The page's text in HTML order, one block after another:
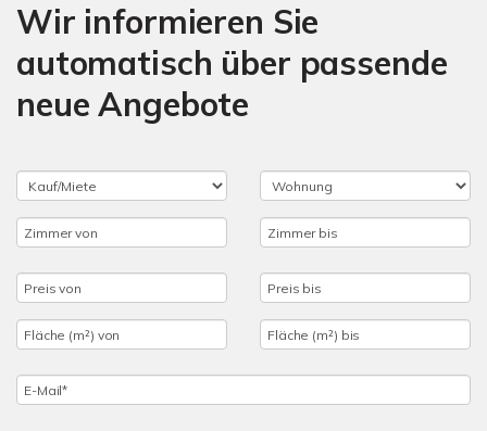
Wir informieren Sie
automatisch über passende
neue Angebote